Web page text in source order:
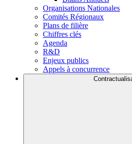
Organisations Nationales
Comités Régionaux
Plans de filière
Chiffres clés
Agenda
R&D
Enjeux publics
Appels à concurrence